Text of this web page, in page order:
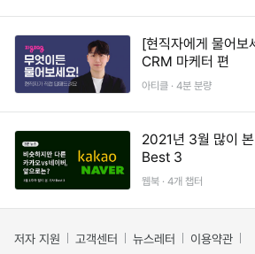
[현직자에게 물어보
CRM 마케터 편
아티클 · 4분 분량
2021년 3월 많이
Best 3
웹북 · 4개 챕터
저자 지원 고객센터 뉴스레터 이용약관